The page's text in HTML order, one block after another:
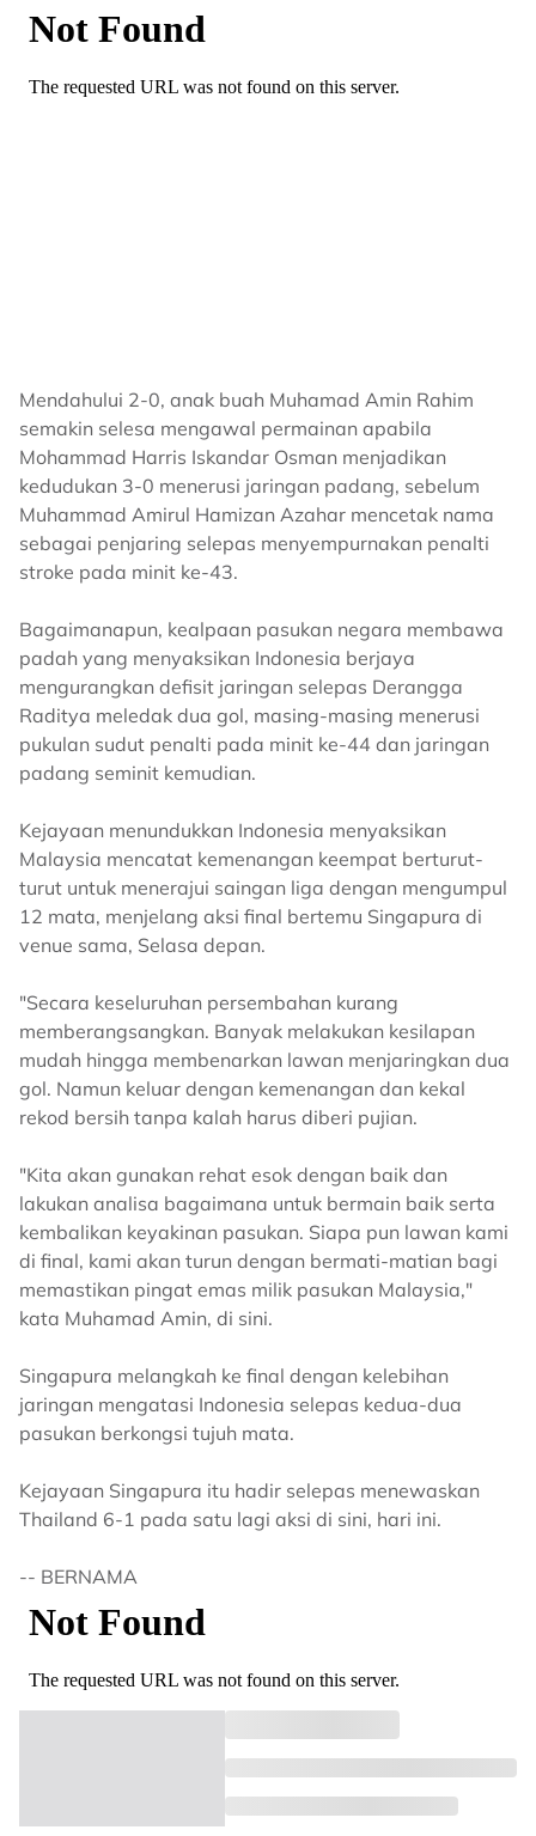
Mendahului 2-0, anak buah Muhamad Amin Rahim
semakin selesa mengawal permainan apabila
Mohammad Harris Iskandar Osman menjadikan
kedudukan 3-0 menerusi jaringan padang, sebelum
Muhammad Amirul Hamizan Azahar mencetak nama
sebagai penjaring selepas menyempurnakan penalti
stroke pada minit ke-43.
Bagaimanapun, kealpaan pasukan negara membawa
padah yang menyaksikan Indonesia berjaya
mengurangkan defisit jaringan selepas Derangga
Raditya meledak dua gol, masing-masing menerusi
pukulan sudut penalti pada minit ke-44 dan jaringan
padang seminit kemudian.
Kejayaan menundukkan Indonesia menyaksikan
Malaysia mencatat kemenangan keempat berturut-
turut untuk menerajui saingan liga dengan mengumpul
12 mata, menjelang aksi final bertemu Singapura di
venue sama, Selasa depan.
"Secara keseluruhan persembahan kurang
memberangsangkan. Banyak melakukan kesilapan
mudah hingga membenarkan lawan menjaringkan dua
gol. Namun keluar dengan kemenangan dan kekal
rekod bersih tanpa kalah harus diberi pujian.
"Kita akan gunakan rehat esok dengan baik dan
lakukan analisa bagaimana untuk bermain baik serta
kembalikan keyakinan pasukan. Siapa pun lawan kami
di final, kami akan turun dengan bermati-matian bagi
memastikan pingat emas milik pasukan Malaysia,"
kata Muhamad Amin, di sini.
Singapura melangkah ke final dengan kelebihan
jaringan mengatasi Indonesia selepas kedua-dua
pasukan berkongsi tujuh mata.
Kejayaan Singapura itu hadir selepas menewaskan
Thailand 6-1 pada satu lagi aksi di sini, hari ini.
-- BERNAMA